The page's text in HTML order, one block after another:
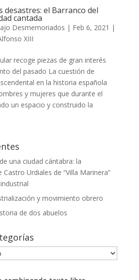
desastres: el Barranco del
cantada
Desmemoriados | Feb 6, 2021 |
XIII
recoge piezas de gran interés
del pasado La cuestión de
en la historia española
y mujeres que durante el
un espacio y construido la
una ciudad cántabra: la
Urdiales de “Villa Marinera”
y movimiento obrero
de dos abuelos